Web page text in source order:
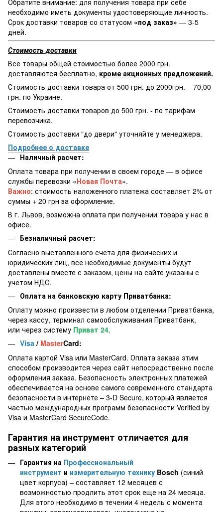
необходимо иметь документы удостоверяющие личность.
Срок доставки товаров со статусом «под заказ» — 3-5
дней.
Стоимость доставки
Все товары общей стоимостью более 2000 грн.
доставляются бесплатно, кроме акционных предложений.
Стоимость доставки товара от 500 грн. до 2000грн. – 70,00
грн. по Украине.
Стоимость доставки товаров до 500 грн. - по тарифам
перевозчика.
Стоимость доставки "до двери" уточняйте у менеджера.
Подробнее о доставке
Наличный расчет:
Оплата товара при получении в своем городе — в офисе
службы перевозки «Новая Почта».
Важно: стоимость наложенного платежа составляет 2% от
суммы + 20 грн за оформление.
В г. Львов, возможна оплата при получении товара у нас в
офисе.
Безналичный расчет:
Согласно выставленного счета для физических и
юридических лиц, все необходимые документы будут
доставлены вместе с заказом, цены на сайте указаны с
учетом НДС.
Оплата на банковскую карту Приватбанка:
Оплату можно произвести в любом отделении Приватбанка,
через кассу, терминал самообслуживания Приватбанк,
или через систему Приват 24.
Visa / MasterCard:
Оплата картой Visa или MasterCard. Оплата заказа этим
способом производится через сайт непосредственно после
оформления заказа. Безопасность электронных платежей
обеспечивается на основе самого современного стандарта
безопасности в интернете – 3-D Secure, который является
частью международных программ безопасности Verified by
Visa и MasterCard SecureCode.
Гарантия на инструмент отличается для
разных категорий
Гарантия на Профессиональный
инструмент и измерительную технику Bosch (синий
цвет корпуса) – составляет 12 месяцев с
возможностью продлить этот срок еще на 24 месяца.
Для этого необходимо в течении 4 недель с момента